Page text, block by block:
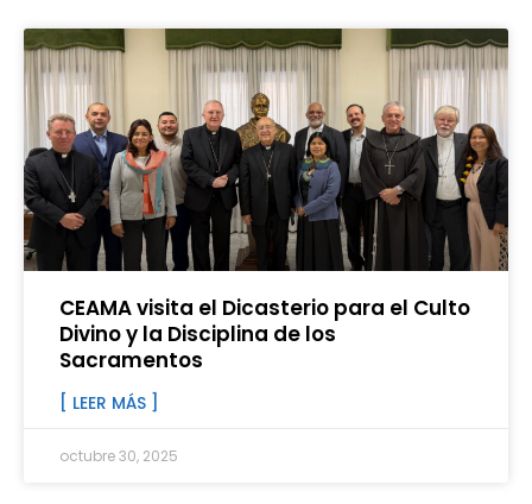
CEAMA visita el Dicasterio para el Culto
Divino y la Disciplina de los
Sacramentos
[ LEER MÁS ]
octubre 30, 2025